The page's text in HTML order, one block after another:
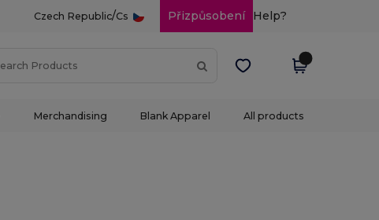
Czech Republic/Cs Přizpůsobení Help?
Merchandising Blank Apparel All products